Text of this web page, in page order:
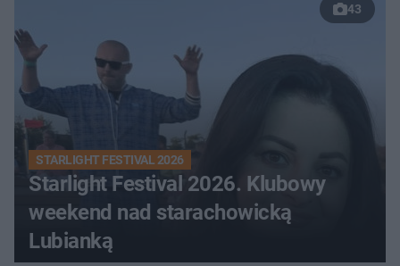
43
STARLIGHT FESTIVAL 2026
Starlight Festival 2026. Klubowy
weekend nad starachowicką
Lubianką